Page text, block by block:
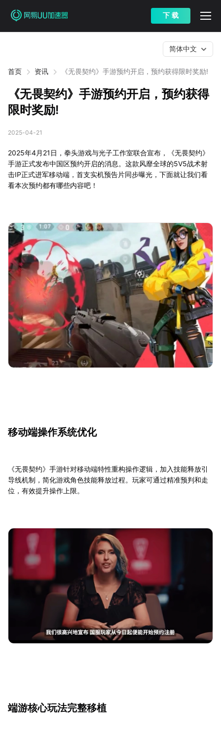
下 载
首页 资讯 《无畏契约》手游预约开启，预约获得限时奖励!
简体中文
《无畏契约》手游预约开启，预约获得
限时奖励!
2025-04-21
2025年4月21日，拳头游戏与光子工作室联合宣布，《无畏契约》
手游正式发布中国区预约开启的消息。这款风靡全球的5V5战术射
击IP正式进军移动端，首支实机预告片同步曝光，下面就让我们看
看本次预约都有哪些内容吧！
移动端操作系统优化
《无畏契约》手游针对移动端特性重构操作逻辑，加入技能释放引
导线机制，简化游戏角色技能释放过程。玩家可通过精准预判和走
位，有效提升操作上限。
端游核心玩法完整移植